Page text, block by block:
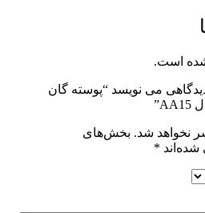
است.
می نویسد “پوسته گان
نخواهد شد. بخش‌های
شده‌اند *